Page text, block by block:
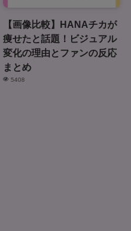
【画像比較】HANAチカが
痩せたと話題！ビジュアル
変化の理由とファンの反応
まとめ
5408